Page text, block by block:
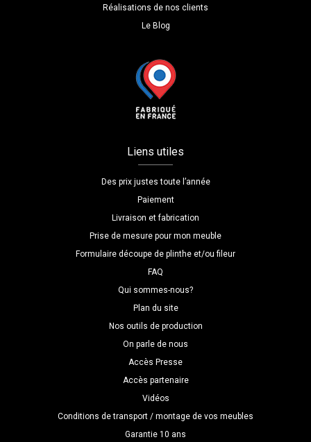
Réalisations de nos clients
Le Blog
Liens utiles
Des prix justes toute l’année
Paiement
Livraison et fabrication
Prise de mesure pour mon meuble
Formulaire découpe de plinthe et/ou fileur
FAQ
Qui sommes-nous?
Plan du site
Nos outils de production
On parle de nous
Accès Presse
Accès partenaire
Vidéos
Conditions de transport / montage de vos meubles
Garantie 10 ans